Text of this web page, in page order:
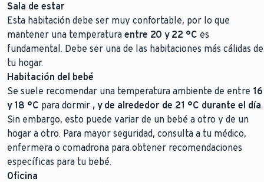
Sala de estar
Esta habitación debe ser muy confortable, por lo que
mantener una temperatura entre 20 y 22 °C es
fundamental. Debe ser una de las habitaciones más cálidas de
tu hogar.
Habitación del bebé
Se suele recomendar una temperatura ambiente de entre 16
y 18 °C para dormir , y de alrededor de 21 °C durante el día.
Sin embargo, esto puede variar de un bebé a otro y de un
hogar a otro. Para mayor seguridad, consulta a tu médico,
enfermera o comadrona para obtener recomendaciones
específicas para tu bebé.
Oficina